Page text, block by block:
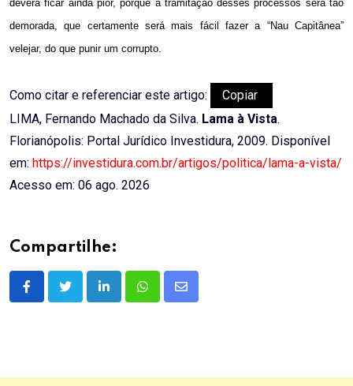
deverá ficar ainda pior, porque a tramitação desses processos será tão
demorada, que certamente será mais fácil fazer a “Nau Capitânea”
velejar, do que punir um corrupto.
Como citar e referenciar este artigo:
Copiar
LIMA, Fernando Machado da Silva. Lama à Vista.
Florianópolis: Portal Jurídico Investidura, 2009. Disponível
em: https://investidura.com.br/artigos/politica/lama-a-vista/
Acesso em: 06 ago. 2026
Compartilhe:
LinkedInWhatsappShare